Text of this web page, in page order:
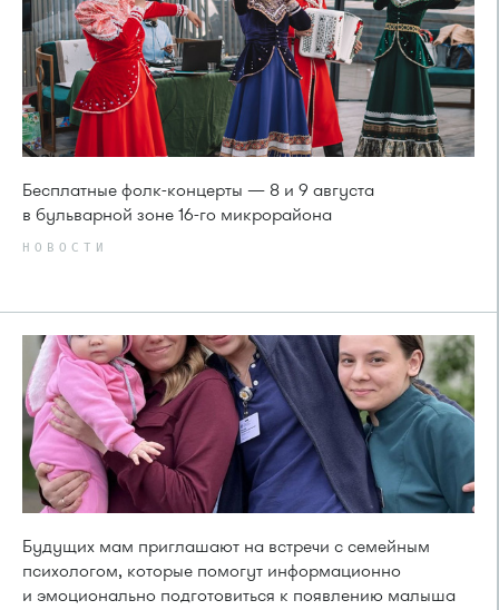
Бесплатные фолк-концерты — 8 и 9 августа
в бульварной зоне 16-го микрорайона
НОВОСТИ
Будущих мам приглашают на встречи с семейным
психологом, которые помогут информационно
и эмоционально подготовиться к появлению малыша